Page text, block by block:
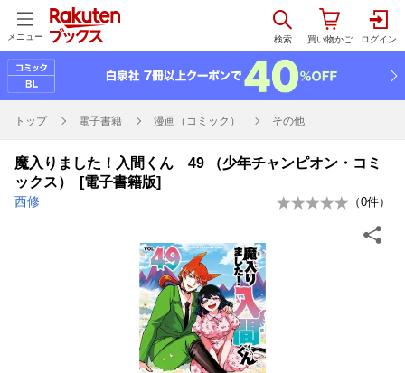
メニュー
トップ 電子書籍 漫画（コミック） その他
魔入りました！入間くん 49 （少年チャンピオン・コミ
ックス） [電子書籍版]
西修 （0件）